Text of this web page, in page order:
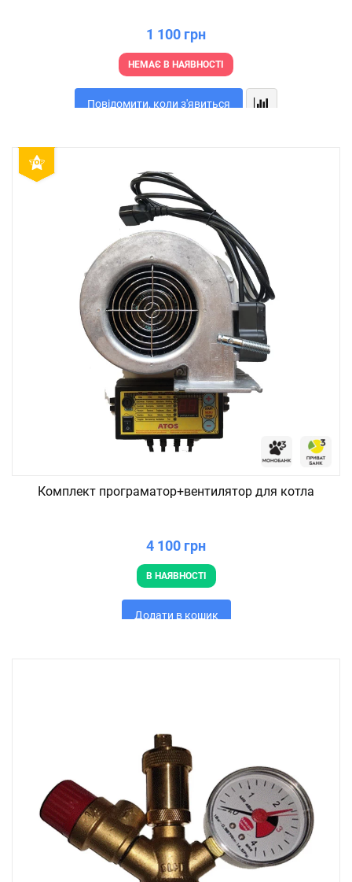
1 100 грн
НЕМАЄ В НАЯВНОСТІ
Повідомити, коли з'явиться
Комплект програматор+вентилятор для котла
4 100 грн
В НАЯВНОСТІ
Додати в кошик